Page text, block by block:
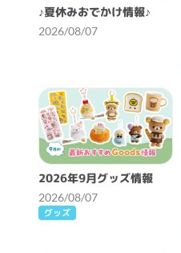
♪夏休みおでかけ情報♪
2026/08/07
2026年9月グッズ情報
2026/08/07
グッズ